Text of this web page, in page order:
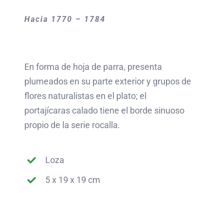
Hacia 1770 – 1784
En forma de hoja de parra, presenta
plumeados en su parte exterior y grupos de
flores naturalistas en el plato; el
portajícaras calado tiene el borde sinuoso
propio de la serie rocalla.
Loza
5 x 19 x 19 cm